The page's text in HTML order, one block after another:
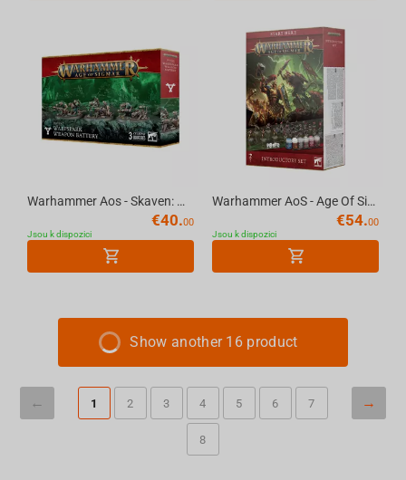
Warhammer Aos - Skaven: Warpspark Weapon Battery
€40.00
Jsou k dispozici
Warhammer AoS - Age Of Sigmar: Introductory Set (Eng)
€54.00
Jsou k dispozici
Show another 16 product
1 2 3 4 5 6 7
8